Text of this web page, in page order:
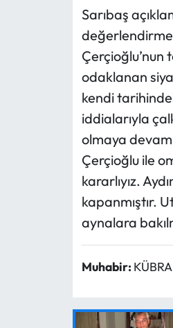
Sarıbaş
Çerçioğlu’nun
odaklanan
kendi
iddialarıyla
olmaya
Çerçioğlu ile
kararlıyız.
kapanmıştır.
aynalara
Muhabir: